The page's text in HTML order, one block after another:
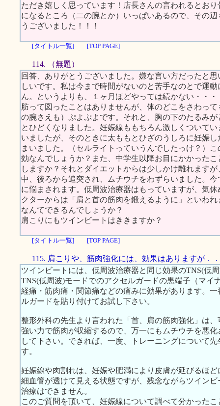
ただき嬉しく思っています！店長さんの言われるとお
になるところ（二の腕とか）いっぱいあるので、その
うございました！！！
[タイトル一覧] [TOP PAGE]
114. （無題）
回答、ありがとうございました。嫌な言い方だったと
しいです。私は今まで時間がないのと苦手なのとで運
ん。というよりも、１ヶ月ほどやっては続かない・・
肪って図ったことはありませんが、体のどこをさわっ
の腕さえも）ぷよぷよです。それと、胸の下のたるみ
とひどくなりました。妊娠線ももちろん激しくついて
いましたが、そのときに太ももとひざのうしろに妊娠
まいました。（セルライトっていうんでしたっけ？）
効なんでしょうか？また、中学生以降お目にかかった
しますか？それとダイエットからは少しかけ離れます
中、後ろから追突され、ムチウチをわずらいました。
に悩まされます。低周波治療器はもっていますが、気
クターからは「肩と首の筋肉を鍛えるように」といわ
なんてできるんでしょうか？
肩こりにもツインビートはききますか？
[タイトル一覧] [TOP PAGE]
115. 肩こりや、筋肉強化には、効果はありますが．．
ツインビートには、低周波治療器と同じ効果のTNS(低
TNS(低周波)モードでのアクセルガードの黒端子（マイ
経痛・筋肉痛・関節痛などの痛みに効果があります。
ルガードを貼り付けてお試し下さい。
整形外科の先生より言われた「首、肩の筋肉強化」は
強い力で筋肉が収縮するので、万一にもムチウチを悪
して下さい。できれば、一度、トレーニングについて
す。
妊娠線や肉割れは、妊娠や肥満により皮膚が延びるほ
細血管が透けて見える状態ですが、残念ながらツイン
治療はできません。
このご質問を頂いて、妊娠線について調べて分かった